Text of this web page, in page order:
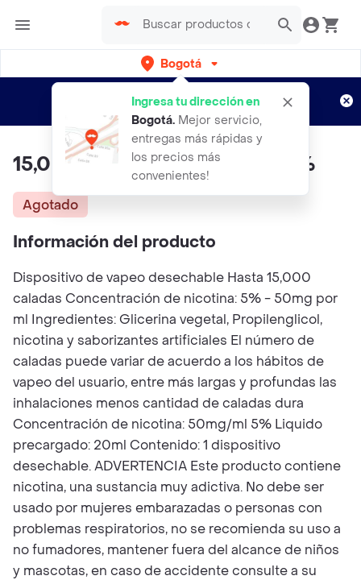
Bogotá
Ingresa tu dirección en
Bogotá. Mejor servicio,
entregas más rápidas y
los precios más
convenientes!
envíos gratis por semanas
Aplican TyC
15,000 Puff Sami 2 Pod Lulo 5%
Agotado
Información del producto
Dispositivo de vapeo desechable Hasta 15,000
caladas Concentración de nicotina: 5% - 50mg por
ml Ingredientes: Glicerina vegetal, Propilenglicol,
nicotina y saborizantes artificiales El número de
caladas puede variar de acuerdo a los hábitos de
vapeo del usuario, entre más largas y profundas las
inhalaciones menos cantidad de caladas dura
Concentración de nicotina: 50mg/ml 5% Liquido
precargado: 20ml Contenido: 1 dispositivo
desechable. ADVERTENCIA Este producto contiene
nicotina, una sustancia muy adictiva. No debe ser
usado por mujeres embarazadas o personas con
problemas respiratorios, no se recomienda su uso a
no fumadores, mantener fuera del alcance de niños
y mascotas, en caso de accidente consulte a su